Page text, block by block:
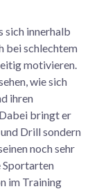
sich innerhalb
bei schlechtem
motivieren.
wie sich
ihren
bringt er
Drill sondern
noch sehr
Sportarten
im Training